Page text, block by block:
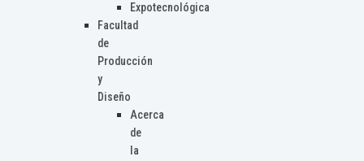
Expotecnológica
Facultad
de
Producción
y
Diseño
Acerca
de
la